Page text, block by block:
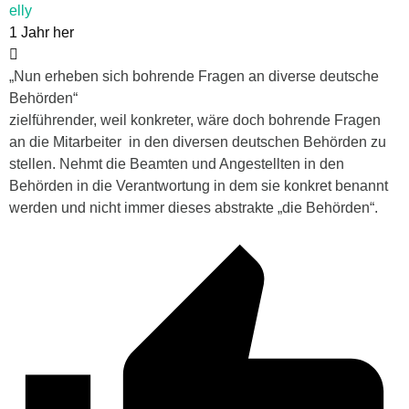
elly
1 Jahr her
„Nun erheben sich bohrende Fragen an diverse deutsche
Behörden“
zielführender, weil konkreter, wäre doch bohrende Fragen
an die Mitarbeiter in den diversen deutschen Behörden zu
stellen. Nehmt die Beamten und Angestellten in den
Behörden in die Verantwortung in dem sie konkret benannt
werden und nicht immer dieses abstrakte „die Behörden“.